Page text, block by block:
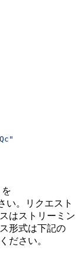
を
い。リクエスト
はストリーミン
形式は下記の
ださい。